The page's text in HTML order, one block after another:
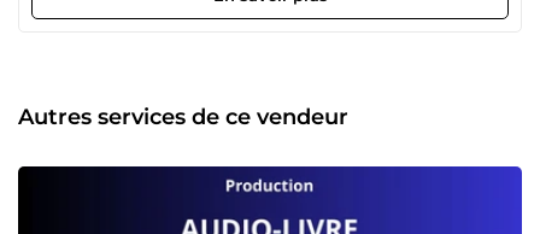
Autres services de ce vendeur